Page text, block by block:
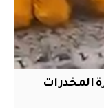
المخدرات